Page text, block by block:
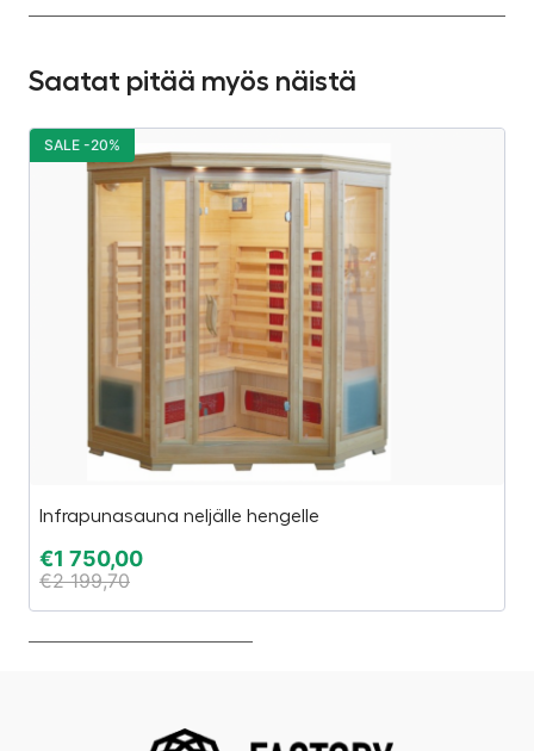
Saatat pitää myös näistä
Infrapunasauna neljälle hengelle
€1 750,00
€2 199,70
SALE -20%